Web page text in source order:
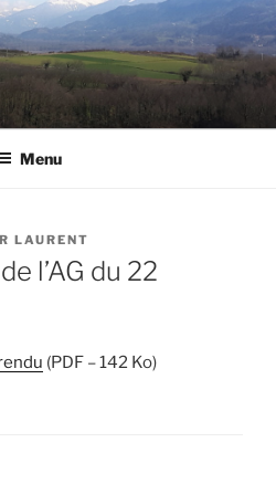
(Isère)
Menu
LAURENT
l’AG du 22
(PDF – 142 Ko)